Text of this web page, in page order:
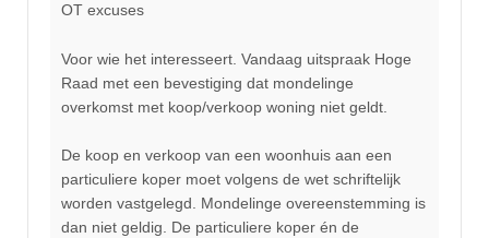
OT excuses
Voor wie het interesseert. Vandaag uitspraak Hoge
Raad met een bevestiging dat mondelinge
overkomst met koop/verkoop woning niet geldt.
De koop en verkoop van een woonhuis aan een
particuliere koper moet volgens de wet schriftelijk
worden vastgelegd. Mondelinge overeenstemming is
dan niet geldig. De particuliere koper én de